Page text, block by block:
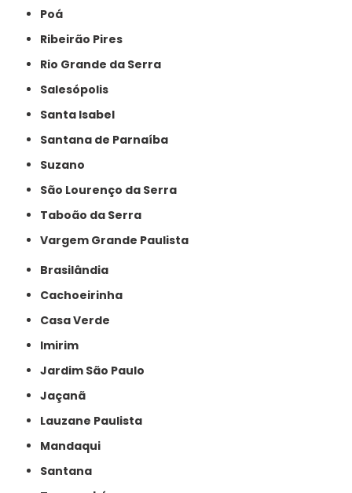
Poá
Ribeirão Pires
Rio Grande da Serra
Salesópolis
Santa Isabel
Santana de Parnaíba
Suzano
São Lourenço da Serra
Taboão da Serra
Vargem Grande Paulista
Brasilândia
Cachoeirinha
Casa Verde
Imirim
Jardim São Paulo
Jaçanã
Lauzane Paulista
Mandaqui
Santana